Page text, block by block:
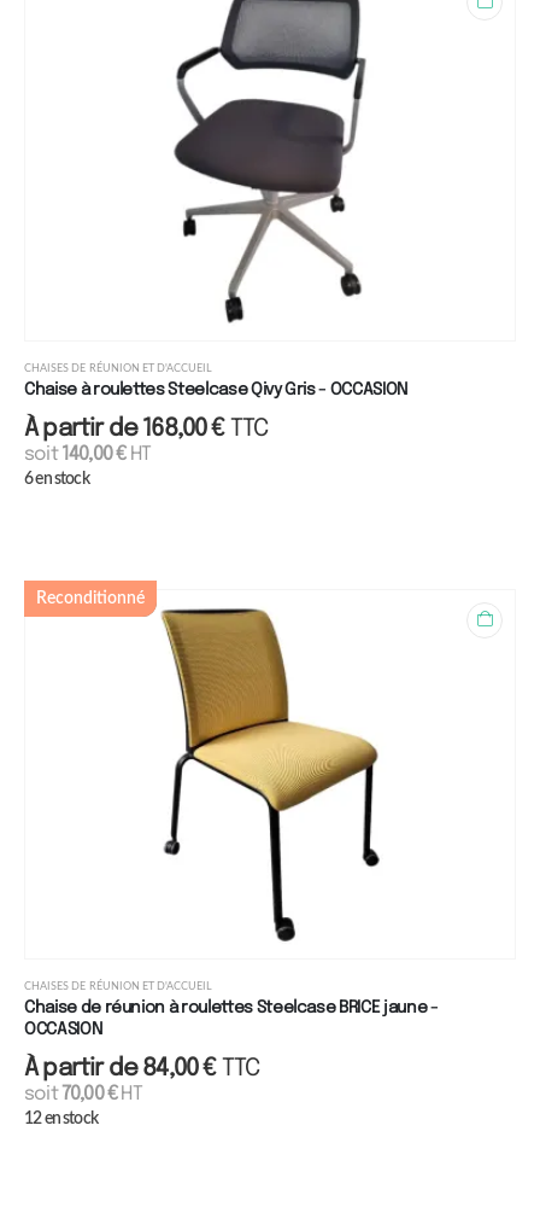
CHAISES DE RÉUNION ET D'ACCUEIL
Chaise à roulettes Steelcase Qivy Gris - OCCASION
À partir de168,00€ TTC
soit140,00€HT
6 en stock
Reconditionné
CHAISES DE RÉUNION ET D'ACCUEIL
Chaise de réunion à roulettes Steelcase BRICE jaune -
OCCASION
À partir de84,00€ TTC
soit70,00€HT
12 en stock